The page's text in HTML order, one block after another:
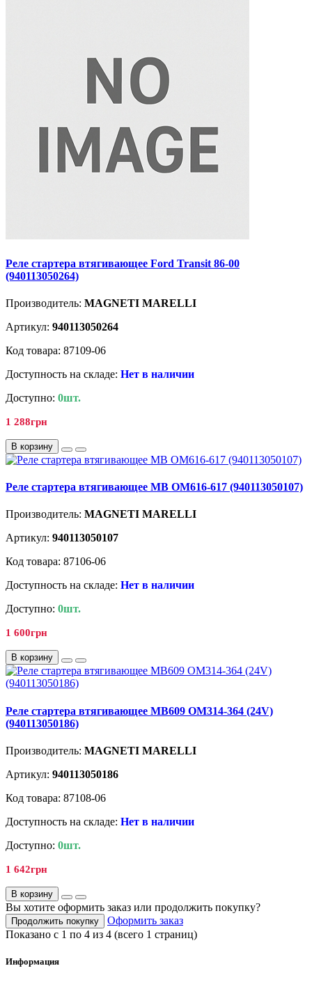
Реле стартера втягивающее Ford Transit 86-00
(940113050264)
Производитель: MAGNETI MARELLI
Артикул: 940113050264
Код товара: 87109-06
Доступность на складе: Нет в наличии
Доступно: 0шт.
1 288грн
В корзину
Реле стартера втягивающее MB OM616-617 (940113050107)
Производитель: MAGNETI MARELLI
Артикул: 940113050107
Код товара: 87106-06
Доступность на складе: Нет в наличии
Доступно: 0шт.
1 600грн
В корзину
Реле стартера втягивающее MB609 OM314-364 (24V)
(940113050186)
Производитель: MAGNETI MARELLI
Артикул: 940113050186
Код товара: 87108-06
Доступность на складе: Нет в наличии
Доступно: 0шт.
1 642грн
В корзину
Вы хотите оформить заказ или продолжить покупку?
Продолжить покупку
Оформить заказ
Показано с 1 по 4 из 4 (всего 1 страниц)
Информация